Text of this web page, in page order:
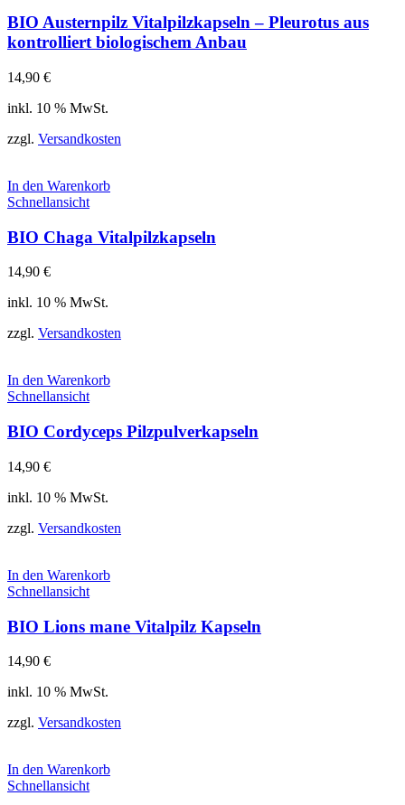
BIO Austernpilz Vitalpilzkapseln – Pleurotus aus
kontrolliert biologischem Anbau
14,90 €
inkl. 10 % MwSt.
zzgl. Versandkosten
In den Warenkorb
Schnellansicht
BIO Chaga Vitalpilzkapseln
14,90 €
inkl. 10 % MwSt.
zzgl. Versandkosten
In den Warenkorb
Schnellansicht
BIO Cordyceps Pilzpulverkapseln
14,90 €
inkl. 10 % MwSt.
zzgl. Versandkosten
In den Warenkorb
Schnellansicht
BIO Lions mane Vitalpilz Kapseln
14,90 €
inkl. 10 % MwSt.
zzgl. Versandkosten
In den Warenkorb
Schnellansicht